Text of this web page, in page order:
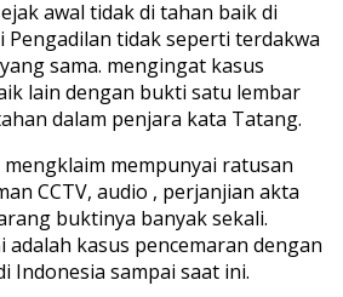
awal tidak di tahan baik di
Pengadilan tidak seperti terdakwa
sama. mengingat kasus
lain dengan bukti satu lembar
dalam penjara kata Tatang.
mempunyai ratusan
CCTV, audio , perjanjian akta
buktinya banyak sekali.
kasus pencemaran dengan
Indonesia sampai saat ini.